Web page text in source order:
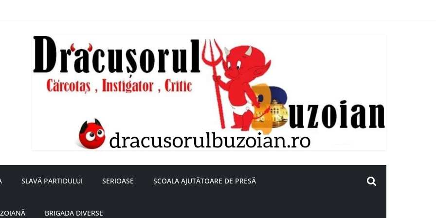
SLAVĂ PARTIDULUI SERIOASE ȘCOALA AJUTĂTOARE DE PRESĂ
BRIGADA DIVERSE